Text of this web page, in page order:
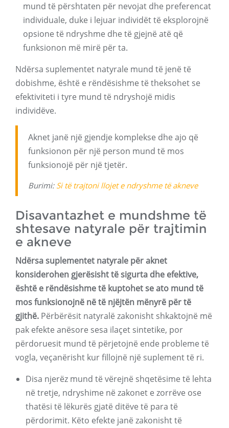
mund të përshtaten për nevojat dhe preferencat
individuale, duke i lejuar individët të eksplorojnë
opsione të ndryshme dhe të gjejnë atë që
funksionon më mirë për ta.
Ndërsa suplementet natyrale mund të jenë të
dobishme, është e rëndësishme të theksohet se
efektiviteti i tyre mund të ndryshojë midis
individëve.
Aknet janë një gjendje komplekse dhe ajo që
funksionon për një person mund të mos
funksionojë për një tjetër.
Burimi: Si të trajtoni llojet e ndryshme të akneve
Disavantazhet e mundshme të
shtesave natyrale për trajtimin
e akneve
Ndërsa suplementet natyrale për aknet
konsiderohen gjerësisht të sigurta dhe efektive,
është e rëndësishme të kuptohet se ato mund të
mos funksionojnë në të njëjtën mënyrë për të
gjithë. Përbërësit natyralë zakonisht shkaktojnë më
pak efekte anësore sesa ilaçet sintetike, por
përdoruesit mund të përjetojnë ende probleme të
vogla, veçanërisht kur fillojnë një suplement të ri.
Disa njerëz mund të vërejnë shqetësime të lehta
në tretje, ndryshime në zakonet e zorrëve ose
thatësi të lëkurës gjatë ditëve të para të
përdorimit. Këto efekte janë zakonisht të